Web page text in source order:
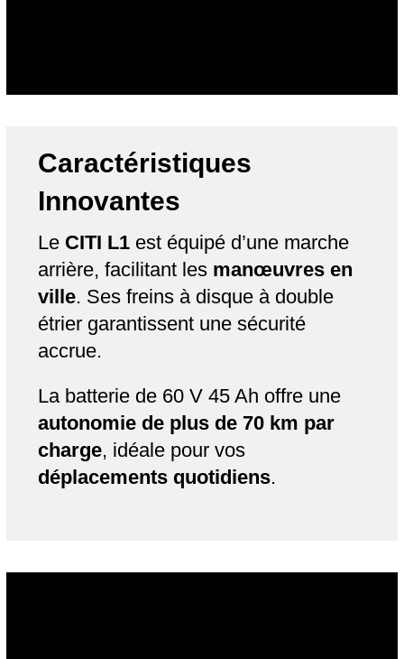
Caractéristiques
Innovantes
Le CITI L1 est équipé d’une marche
arrière, facilitant les manœuvres en
ville. Ses freins à disque à double
étrier garantissent une sécurité
accrue.
La batterie de 60 V 45 Ah offre une
autonomie de plus de 70 km par
charge, idéale pour vos
déplacements quotidiens.